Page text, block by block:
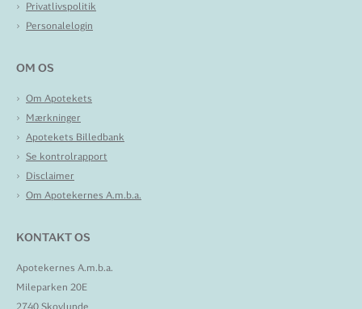
Privatlivspolitik
Personalelogin
OM OS
Om Apotekets
Mærkninger
Apotekets Billedbank
Se kontrolrapport
Disclaimer
Om Apotekernes A.m.b.a.
KONTAKT OS
Apotekernes A.m.b.a.
Mileparken 20E
2740 Skovlunde